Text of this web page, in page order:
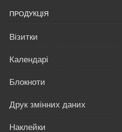
ПРОДУКЦІЯ
Візитки
Календарі
Блокноти
Друк змінних даних
Наклейки